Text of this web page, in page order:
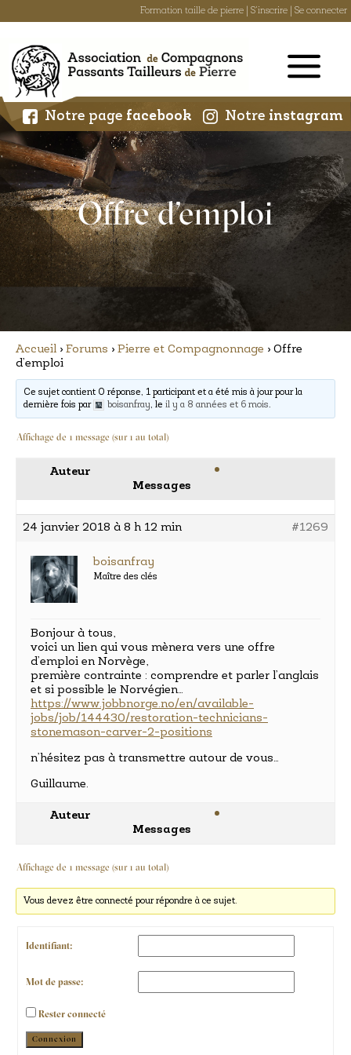
Formation taille de pierre S'inscrire Se connecter
content
Notre page facebook Notre instagram
Offre d’emploi
Accueil › Forums › Pierre et Compagnonnage › Offre
d’emploi
Ce sujet contient 0 réponse, 1 participant et a été mis à jour pour la
dernière fois par
boisanfray, leil y a 8 années et 6 mois.
Affichage de 1 message (sur 1 au total)
Auteur
Messages
24 janvier 2018 à 8 h 12 min #1269
boisanfray
Maître des clés
Bonjour à tous,
voici un lien qui vous mènera vers une offre
d’emploi en Norvège,
première contrainte : comprendre et parler l’anglais
et si possible le Norvégien…
https://www.jobbnorge.no/en/available-
jobs/job/144430/restoration-technicians-
stonemason-carver-2-positions
n’hésitez pas à transmettre autour de vous…
Guillaume.
Auteur
Messages
Affichage de 1 message (sur 1 au total)
Vous devez être connecté pour répondre à ce sujet.
Identifiant:
Mot de passe:
Rester connecté
Alternative:
Connexion